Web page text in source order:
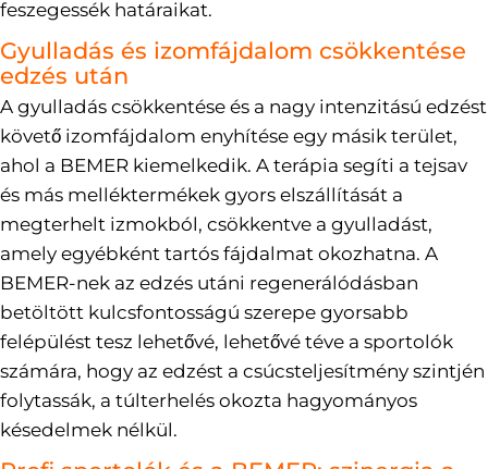
feszegessék határaikat.
Gyulladás és izomfájdalom csökkentése
edzés után
A gyulladás csökkentése és a nagy intenzitású edzést
követő izomfájdalom enyhítése egy másik terület,
ahol a BEMER kiemelkedik. A terápia segíti a tejsav
és más melléktermékek gyors elszállítását a
megterhelt izmokból, csökkentve a gyulladást,
amely egyébként tartós fájdalmat okozhatna. A
BEMER-nek az edzés utáni regenerálódásban
betöltött kulcsfontosságú szerepe gyorsabb
felépülést tesz lehetővé, lehetővé téve a sportolók
számára, hogy az edzést a csúcsteljesítmény szintjén
folytassák, a túlterhelés okozta hagyományos
késedelmek nélkül.